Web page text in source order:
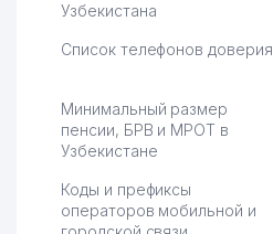
Узбекистана
Список телефонов доверия
Минимальный размер
пенсии, БРВ и МРОТ в
Узбекистане
Коды и префиксы
операторов мобильной и